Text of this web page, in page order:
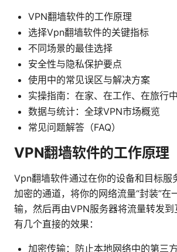
VPN翻墙软件的工作原理
选择Vpn翻墙软件的关键指标
不同场景的最佳选择
安全性与隐私保护要点
使用中的常见误区与解决方案
实操指南：在家、在工作、在旅行
数据与统计：全球VPN市场概览
常见问题解答（FAQ）
VPN翻墙软件的工作原理
Vpn翻墙软件通过在你的设备和目标服
加密的通道，将你的网络流量“封装”在
输，然后再由VPN服务器将流量转发
有几个直接的效果：
加密传输：防止本地网络中的第三